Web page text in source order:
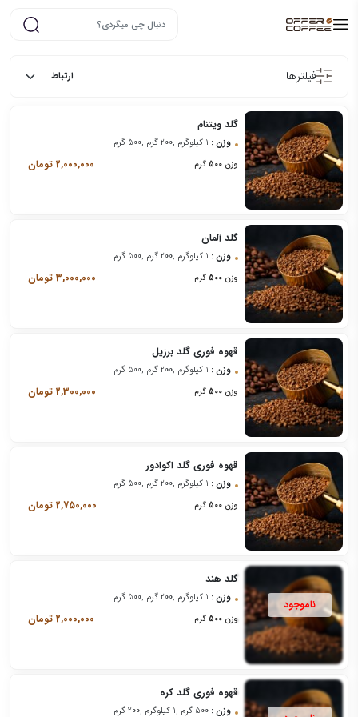
فیلترها
گلد ویتنام
وزن : 1 کیلوگرم ,200 گرم ,500 گرم
وزن 500 گرم 2,000,000 تومان
گلد آلمان
وزن : 1 کیلوگرم ,200 گرم ,500 گرم
وزن 500 گرم 3,000,000 تومان
قهوه فوری گلد برزیل
وزن : 1 کیلوگرم ,200 گرم ,500 گرم
وزن 500 گرم 2,300,000 تومان
قهوه فوری گلد اکوادور
وزن : 1 کیلوگرم ,200 گرم ,500 گرم
وزن 500 گرم 2,750,000 تومان
گلد هند
وزن : 1 کیلوگرم ,200 گرم ,500 گرم
وزن 500 گرم 2,000,000 تومان
قهوه فوری گلد کره
وزن : 500 گرم ,1 کیلوگرم ,200 گرم